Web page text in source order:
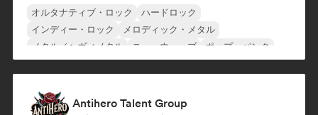
オルタナティブ・ロック
ハードロック
インディー・ロック
メロディック・メタル
メタル／ヘヴィメタル
ニューウェーブ
ポップ・パンク
Antihero Talent Group